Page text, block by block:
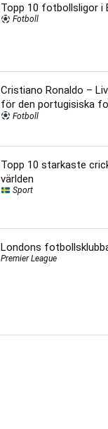
Topp 10 fotbollsligor i
Fotboll
Cristiano Ronaldo –
för den portugisiska
Fotboll
Topp 10 starkaste
världen
Sport
Londons
Premier League